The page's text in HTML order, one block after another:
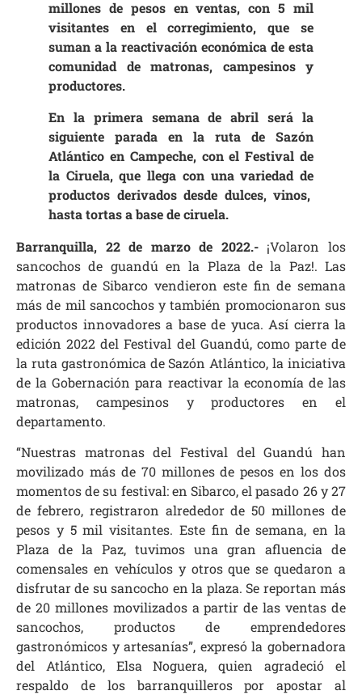
millones de pesos en ventas, con 5 mil
visitantes en el corregimiento, que se
suman a la reactivación económica de esta
comunidad de matronas, campesinos y
productores.
En la primera semana de abril será la
siguiente parada en la ruta de Sazón
Atlántico en Campeche, con el Festival de
la Ciruela, que llega con una variedad de
productos derivados desde dulces, vinos,
hasta tortas a base de ciruela.
Barranquilla, 22 de marzo de 2022.-¡Volaron los
sancochos de guandú en la Plaza de la Paz!. Las
matronas de Sibarco vendieron este fin de semana
más de mil sancochos y también promocionaron sus
productos innovadores a base de yuca. Así cierra la
edición 2022 del Festival del Guandú, como parte de
la ruta gastronómica de Sazón Atlántico, la iniciativa
de la Gobernación para reactivar la economía de las
matronas, campesinos y productores en el
departamento.
“Nuestras matronas del Festival del Guandú han
movilizado más de 70 millones de pesos en los dos
momentos de su festival: en Sibarco, el pasado 26 y 27
de febrero, registraron alrededor de 50 millones de
pesos y 5 mil visitantes. Este fin de semana, en la
Plaza de la Paz, tuvimos una gran afluencia de
comensales en vehículos y otros que se quedaron a
disfrutar de su sancocho en la plaza. Se reportan más
de 20 millones movilizados a partir de las ventas de
sancochos, productos de emprendedores
gastronómicos y artesanías”, expresó la gobernadora
del Atlántico, Elsa Noguera, quien agradeció el
respaldo de los barranquilleros por apostar al